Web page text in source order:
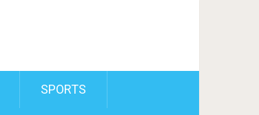
SPORTS